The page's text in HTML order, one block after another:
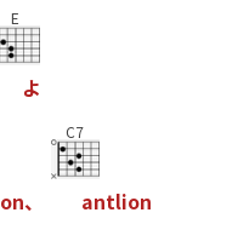
E
よ
on、
C7
antlion